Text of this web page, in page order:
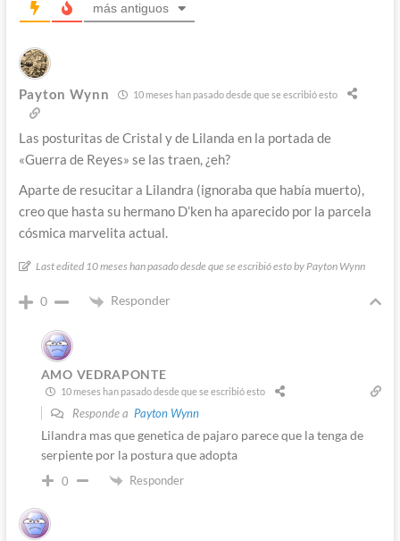
más antiguos
Payton Wynn 10 meses han pasado desde que se escribió esto
Las posturitas de Cristal y de Lilanda en la portada de
«Guerra de Reyes» se las traen, ¿eh?
Aparte de resucitar a Lilandra (ignoraba que había muerto),
creo que hasta su hermano D’ken ha aparecido por la parcela
cósmica marvelita actual.
Last edited 10 meses han pasado desde que se escribió esto by Payton Wynn
0 Responder
AMO VEDRAPONTE
10 meses han pasado desde que se escribió esto
Responde a Payton Wynn
Lilandra mas que genetica de pajaro parece que la tenga de
serpiente por la postura que adopta
0 Responder